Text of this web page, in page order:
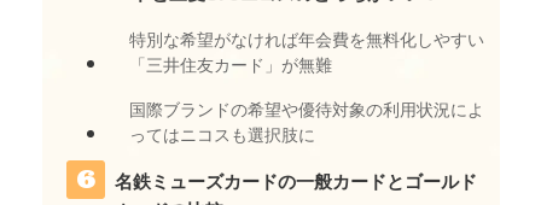
特別な希望がなければ年会費を無料化しやすい
「三井住友カード」が無難
国際ブランドの希望や優待対象の利用状況によ
ってはニコスも選択肢に
名鉄ミューズカードの一般カードとゴールド